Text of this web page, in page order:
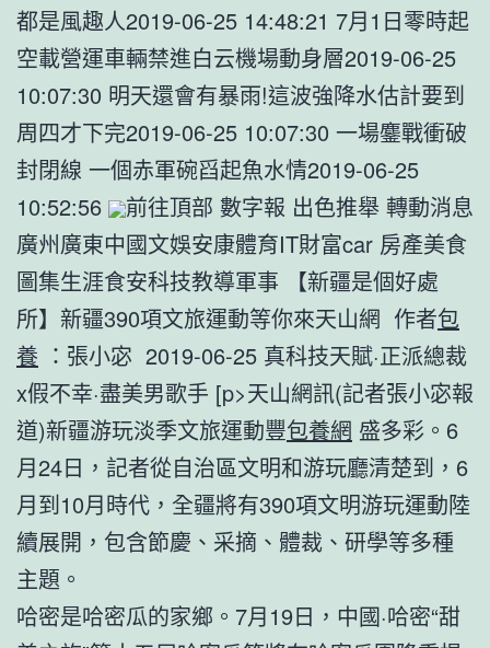
都是風趣人2019-06-25 14:48:21 7月1日零時起
空載營運車輛禁進白云機場動身層2019-06-25
10:07:30 明天還會有暴雨!這波強降水估計要到
周四才下完2019-06-25 10:07:30 一場鏖戰衝破
封閉線 一個赤軍碗舀起魚水情2019-06-25
10:52:56
前往頂部 數字報 出色推舉 轉動消息
廣州廣東中國文娛安康體育IT財富car 房產美食
圖集生涯食安科技教導軍事 【新疆是個好處
所】新疆390項文旅運動等你來天山網 作者包
養 ：張小宓 2019-06-25 真科技天賦·正派總裁
x假不幸·盡美男歌手 [p>天山網訊(記者張小宓報
道)新疆游玩淡季文旅運動豐包養網 盛多彩。6
月24日，記者從自治區文明和游玩廳清楚到，6
月到10月時代，全疆將有390項文明游玩運動陸
續展開，包含節慶、采摘、體裁、研學等多種
主題。
哈密是哈密瓜的家鄉。7月19日，中國·哈密“甜